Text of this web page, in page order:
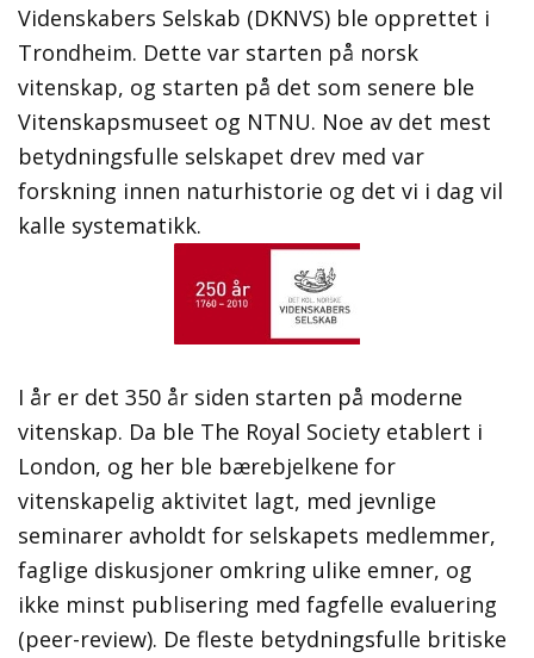
Videnskabers Selskab (DKNVS) ble opprettet i
Trondheim. Dette var starten på norsk
vitenskap, og starten på det som senere ble
Vitenskapsmuseet og NTNU. Noe av det mest
betydningsfulle selskapet drev med var
forskning innen naturhistorie og det vi i dag vil
kalle systematikk.
I år er det 350 år siden starten på moderne
vitenskap. Da ble The Royal Society etablert i
London, og her ble bærebjelkene for
vitenskapelig aktivitet lagt, med jevnlige
seminarer avholdt for selskapets medlemmer,
faglige diskusjoner omkring ulike emner, og
ikke minst publisering med fagfelle evaluering
(peer-review). De fleste betydningsfulle britiske